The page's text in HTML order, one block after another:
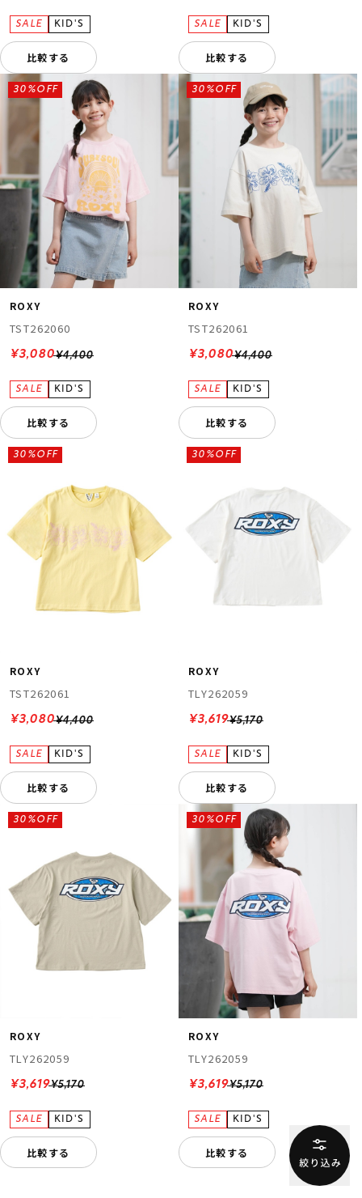
比較する 比較する
ROXY
TST262060
¥4,400
30%OFF
¥3,080
比較する
ROXY
TST262061
¥4,400
30%OFF
¥3,080
比較する
ROXY
TST262061
¥4,400
30%OFF
¥3,080
比較する
ROXY
TLY262059
¥5,170
30%OFF
¥3,619
比較する
ROXY
TLY262059
¥5,170
30%OFF
¥3,619
比較する
ROXY
TLY262059
¥5,170
30%OFF
¥3,619
比較する